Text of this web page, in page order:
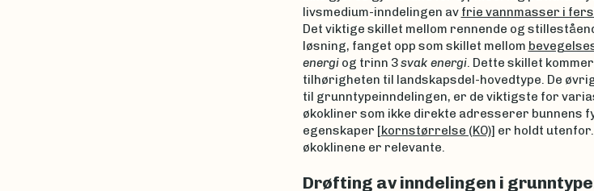
livsmedium-inndelingen av frie vannmasser i
Det viktige skillet mellom rennende og
løsning, fanget opp som skillet mellom
energiog trinn 3svak energi. Dette skillet
tilhørigheten til landskapsdel-hovedtype. De
til grunntypeinndelingen, er de viktigste for
økokliner som ikke direkte adresserer bunnens
egenskaper [kornstørrelse (KO)] er holdt
økoklinene er relevante.
Drøfting av inndelingen i